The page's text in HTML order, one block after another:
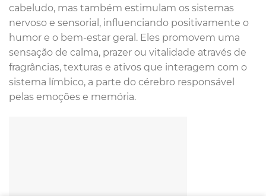
cabeludo, mas também estimulam os sistemas
nervoso e sensorial, influenciando positivamente o
humor e o bem-estar geral. Eles promovem uma
sensação de calma, prazer ou vitalidade através de
fragrâncias, texturas e ativos que interagem com o
sistema límbico, a parte do cérebro responsável
pelas emoções e memória.